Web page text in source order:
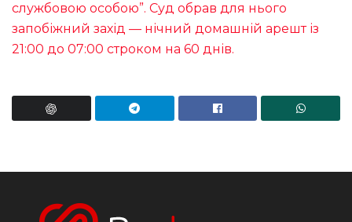
службовою особою”. Суд обрав для нього
запобіжний захід — нічний домашній арешт із
21:00 до 07:00 строком на 60 днів.